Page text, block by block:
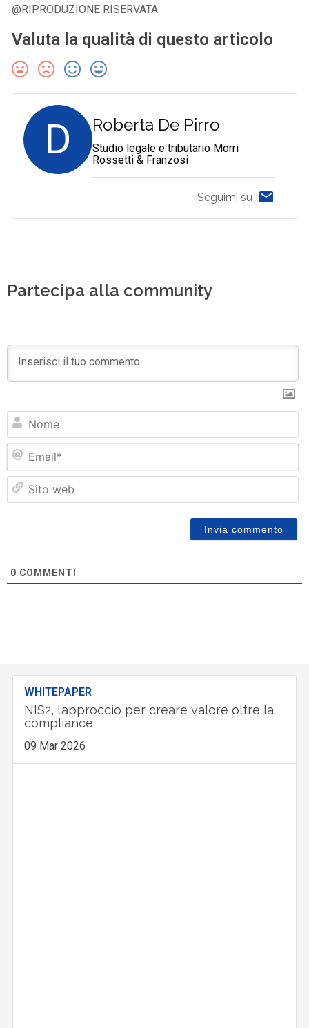
@RIPRODUZIONE RISERVATA
Valuta la qualità di questo articolo
D Roberta De Pirro
Studio legale e tributario Morri
Rossetti & Franzosi
Seguimi su
Partecipa alla community
0 COMMENTI
WHITEPAPER
NIS2, l’approccio per creare valore oltre la
compliance
09 Mar 2026